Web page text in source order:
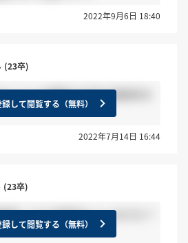
2022年9月6日 18:40
(23卒)
くらいの期間で合否の連絡来ま
して閲覧する（無料）
2022年7月14日 16:44
(23卒)
接した方 結果来た人いますか？
して閲覧する（無料）